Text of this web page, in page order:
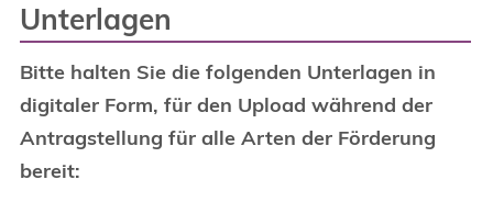
Unterlagen
Bitte halten Sie die folgenden Unterlagen in
digitaler Form, für den Upload während der
Antragstellung für alle Arten der Förderung
bereit: